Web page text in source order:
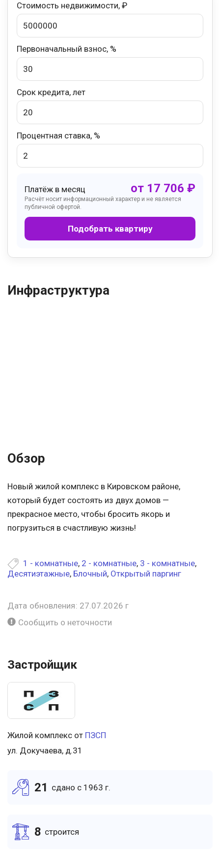
Стоимость недвижимости, ₽
Первоначальный взнос, %
Срок кредита, лет
Процентная ставка, %
Платёж в месяц от 17 706 ₽
Расчёт носит информационный характер и не является
публичной офертой.
Подобрать квартиру
Инфраструктура
Обзор
Новый жилой комплекс в Кировском районе,
который будет состоять из двух домов —
прекрасное место, чтобы бросить якорь и
погрузиться в счастливую жизнь!
1 - комнатные, 2 - комнатные, 3 - комнатные,
Десятиэтажные, Блочный, Открытый паргинг
Дата обновления: 27.07.2026 г
Сообщить о неточности
Застройщик
Жилой комплекс от ПЗСП
ул. Докучаева, д.31
21 cдано c 1963 г.
8 cтроится